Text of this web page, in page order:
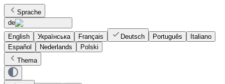
Sprache
de
English
Українська Français Deutsch Português
Italiano
Español
Nederlands
Polski
Thema